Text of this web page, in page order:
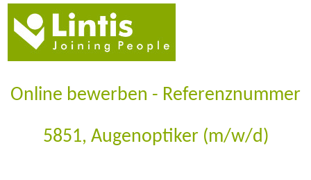
Online bewerben - Referenznummer
5851, Augenoptiker (m/w/d)